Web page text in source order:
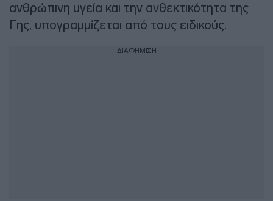
ανθρώπινη υγεία και την ανθεκτικότητα της
Γης, υπογραμμίζεται από τους ειδικούς.
ΔΙΑΦΗΜΙΣΗ